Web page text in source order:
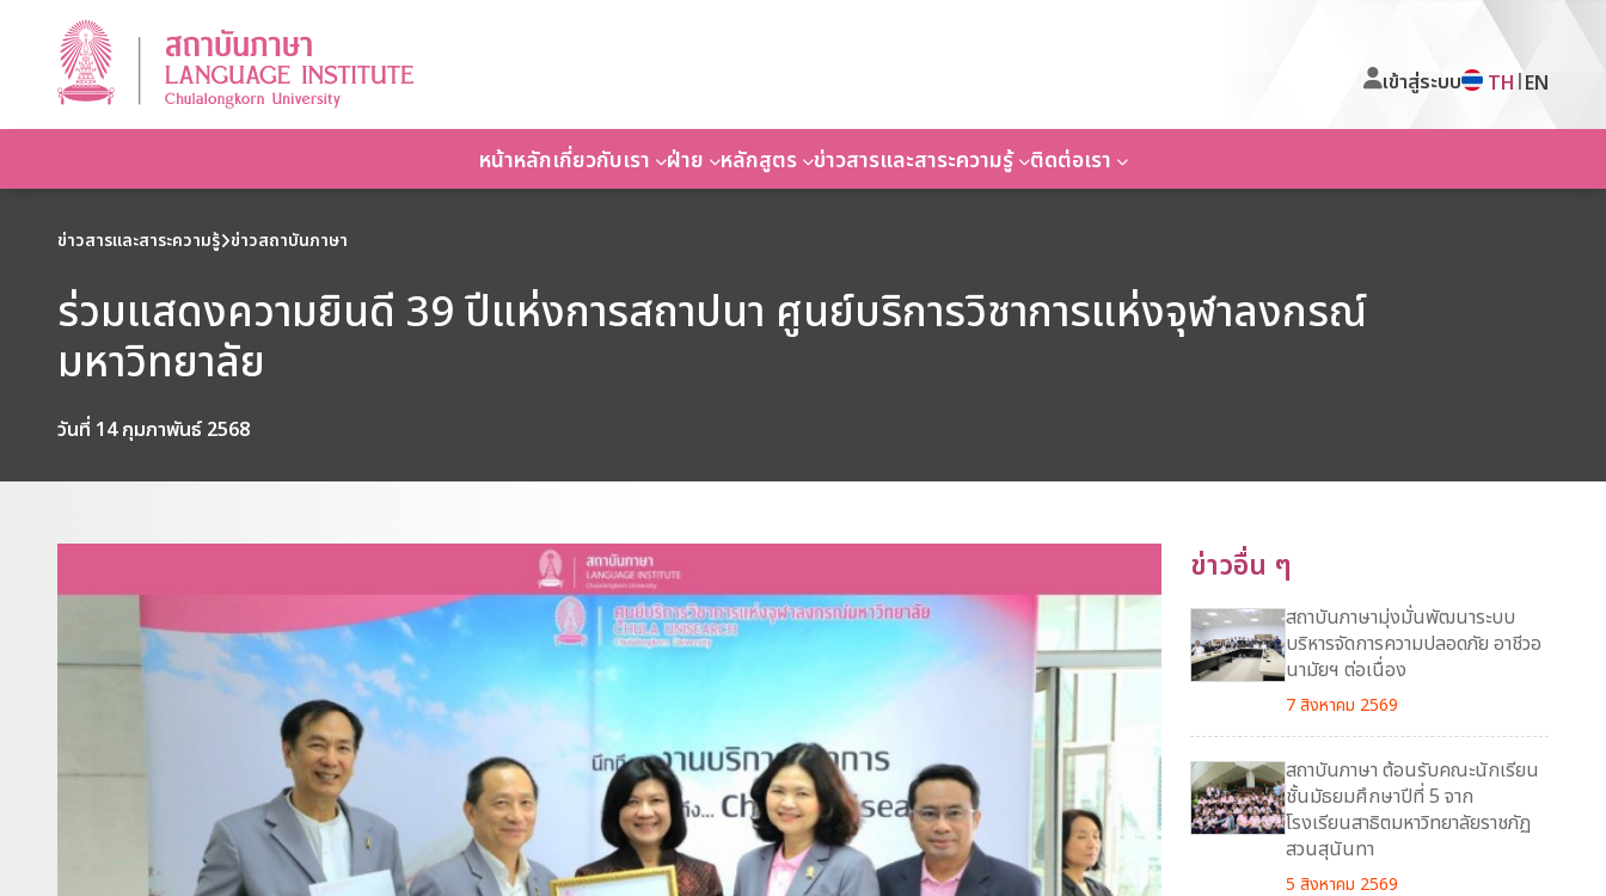
เข้าสู่ระบบ TH | EN
หน้าหลักเกี่ยวกับเรา ฝ่าย หลักสูตร ข่าวสารและสาระความรู้ ติดต่อเรา
ข่าวสารและสาระความรู้ ข่าวสถาบันภาษา
ร่วมแสดงความยินดี 39 ปีแห่งการสถาปนา ศูนย์บริการวิชาการแห่งจุฬาลงกรณ์
มหาวิทยาลัย
วันที่ 14 กุมภาพันธ์ 2568
ข่าวอื่น ๆ
สถาบันภาษามุ่งมั่นพัฒนาระบบ
บริหารจัดการความปลอดภัย อาชีวอ
นามัยฯ ต่อเนื่อง
7 สิงหาคม 2569
สถาบันภาษา ต้อนรับคณะนักเรียน
ชั้นมัธยมศึกษาปีที่ 5 จาก
โรงเรียนสาธิตมหาวิทยาลัยราชภัฏ
สวนสุนันทา
5 สิงหาคม 2569